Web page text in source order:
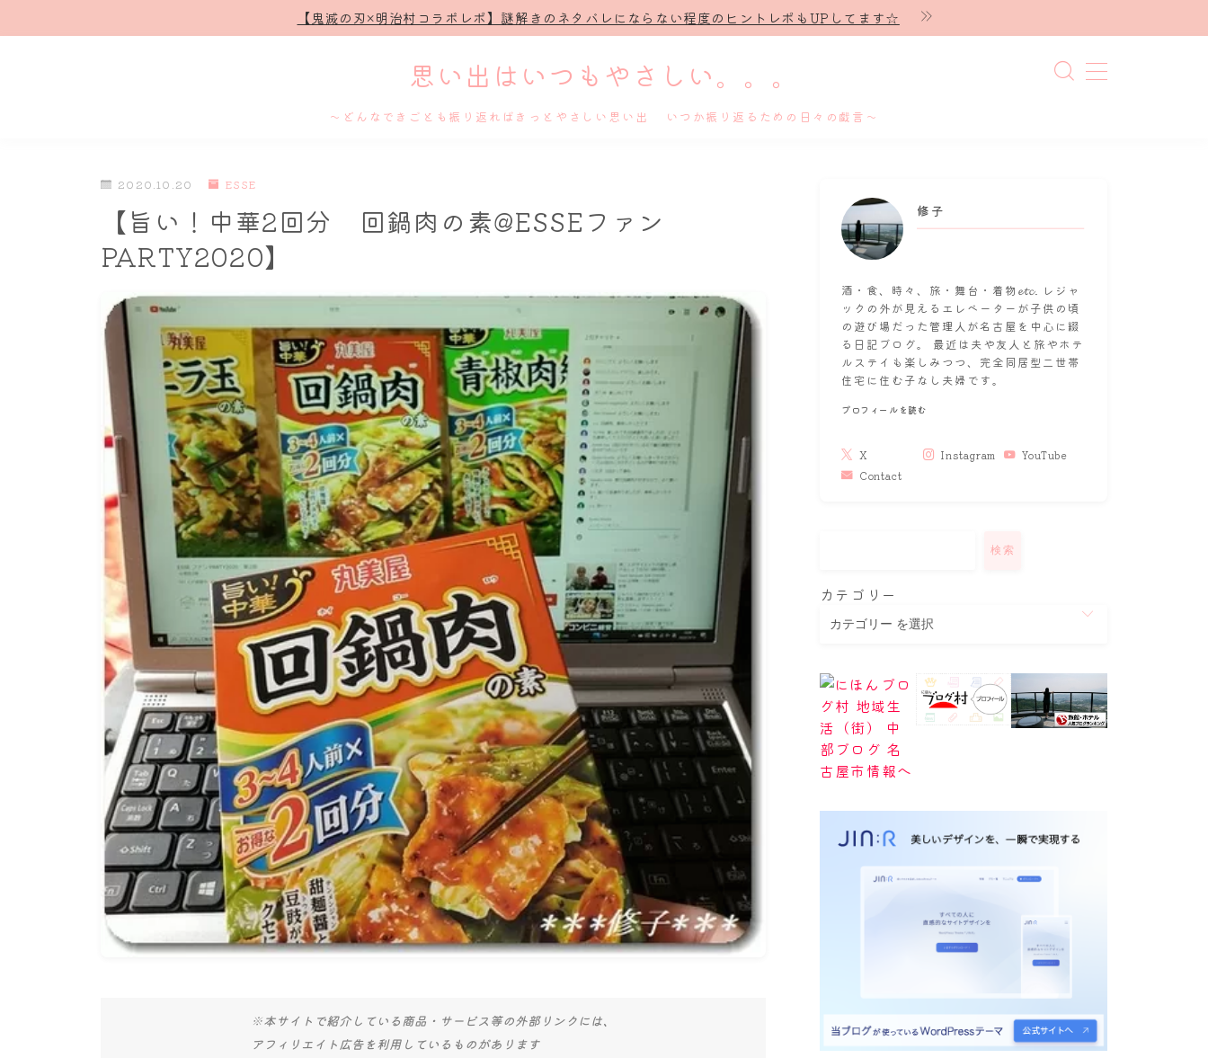
【鬼滅の刃×明治村コラボレポ】謎解きのネタバレにならない程度のヒントレポもUPしてます☆
思い出はいつもやさしい。。。
～どんなできごとも振り返ればきっとやさしい思い出 いつか振り返るための日々の戯言～
プロフィール
ホテル滞在記
舞台・ライブ
名古屋
ナナちゃん人形
2020.10.20 ESSE
【旨い！中華2回分 回鍋肉の素@ESSEファン
PARTY2020】
※本サイトで紹介している商品・サービス等の外部リンクには、
アフィリエイト広告を利用しているものがあります
修子
酒・食、時々、旅・舞台・着物𝓮𝓽𝓬. レジャ
ックの外が見えるエレベーターが子供の頃
の遊び場だった管理人が名古屋を中心に綴
る日記ブログ。 最近は夫や友人と旅やホテ
ルステイも楽しみつつ、完全同居型二世帯
住宅に住む子なし夫婦です。
プロフィールを読む
X Instagram
YouTube
Contact
検索
カテゴリー